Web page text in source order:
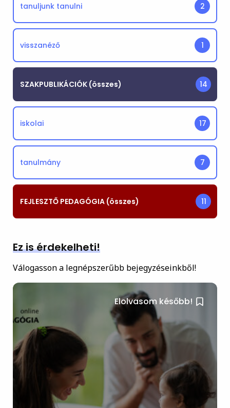
tanuljunk tanulni 2
visszanéző 1
SZAKPUBLIKÁCIÓK (összes) 14
iskolai 17
tanulmány 7
FEJLESZTŐ PEDAGÓGIA (összes) 11
Ez is érdekelheti!
Válogasson a legnépszerűbb bejegyzéseinkből!
Elolvasom később!